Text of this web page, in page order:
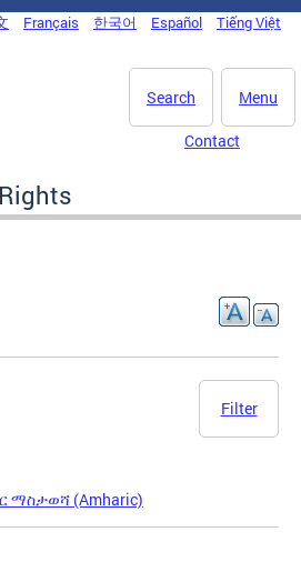
Français 한국어 Español Tiếng Việt
Menu
Search
Contact
Filter
ማስታወሻ (Amharic)